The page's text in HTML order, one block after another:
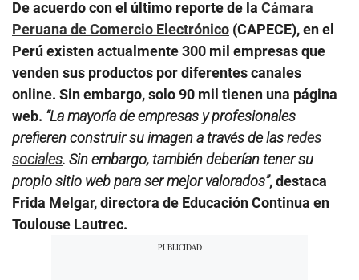
De acuerdo con el último reporte de la Cámara
Peruana de Comercio Electrónico (CAPECE), en el
Perú existen actualmente 300 mil empresas que
venden sus productos por diferentes canales
online. Sin embargo, solo 90 mil tienen una página
web. “La mayoría de empresas y profesionales
prefieren construir su imagen a través de lasredes
sociales. Sin embargo, también deberían tener su
propio sitio web para ser mejor valorados”, destaca
Frida Melgar, directora de Educación Continua en
Toulouse Lautrec.